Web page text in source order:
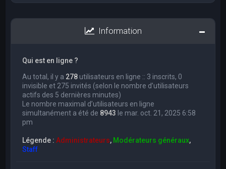
Information
Qui est en ligne ?
Au total, il y a 278 utilisateurs en ligne :: 3 inscrits, 0
invisible et 275 invités (selon le nombre d’utilisateurs
actifs des 5 dernières minutes)
Le nombre maximal d’utilisateurs en ligne
simultanément a été de 8943 le mar. oct. 21, 2025 6:58
pm
Légende :Administrateurs, Modérateurs généraux,
Staff